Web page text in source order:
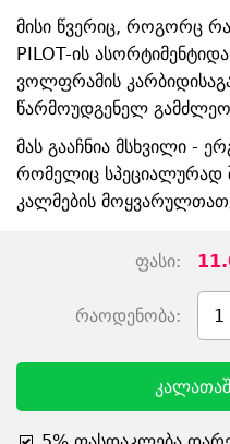
მისი წვერიც, როგორც
PILOT-ის
ვოლფრამის
წარმოუდგენელ
მას გააჩნია მსხვილი -
რომელიც სპეციალურად
კალმების
ფასი:
რაოდენობა: 1